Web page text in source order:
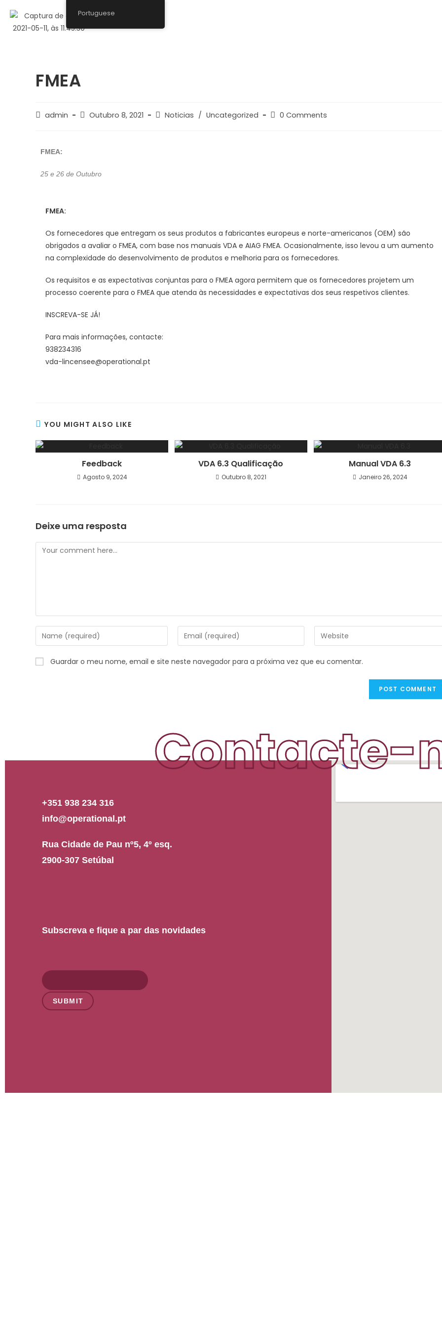
FMEA
admin Outubro 8, 2021 Noticias / Uncategorized 0 Comments
FMEA:
25 e 26 de Outubro
FMEA:
Os fornecedores que entregam os seus produtos a fabricantes europeus e norte-americanos (OEM) são
obrigados a avaliar o FMEA, com base nos manuais VDA e AIAG FMEA. Ocasionalmente, isso levou a um aumento
na complexidade do desenvolvimento de produtos e melhoria para os fornecedores.
Os requisitos e as expectativas conjuntas para o FMEA agora permitem que os fornecedores projetem um
processo coerente para o FMEA que atenda às necessidades e expectativas dos seus respetivos clientes.
INSCREVA-SE JÁ!
Para mais informações, contacte:
938234316
vda-lincensee@operational.pt
YOU MIGHT ALSO LIKE
Feedback
Agosto 9, 2024
VDA 6.3 Qualificação
Outubro 8, 2021
Manual VDA 6.3
Janeiro 26, 2024
Deixe uma resposta
Guardar o meu nome, email e site neste navegador para a próxima vez que eu comentar.
Contacte-
+351 938 234 316
info@operational.pt
Rua Cidade de Pau nº5, 4º esq.
2900-307 Setúbal
Subscreva e fique a par das novidades
Portuguese